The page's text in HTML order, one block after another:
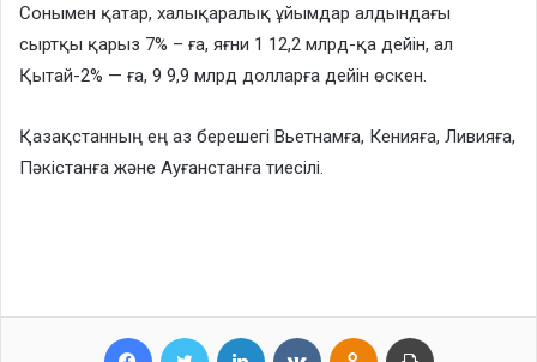
Сонымен қатар, халықаралық ұйымдар алдындағы
сыртқы қарыз 7% – ға, яғни 1 12,2 млрд-қа дейін, ал
Қытай-2% — ға, 9 9,9 млрд долларға дейін өскен.
Қазақстанның ең аз берешегі Вьетнамға, Кенияға, Ливияға,
Пәкістанға және Ауғанстанға тиесілі.
Facebook Twitter LinkedIn VKontakteOdnoklassniki